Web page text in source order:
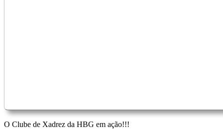
O Clube de Xadrez da HBG em ação!!!